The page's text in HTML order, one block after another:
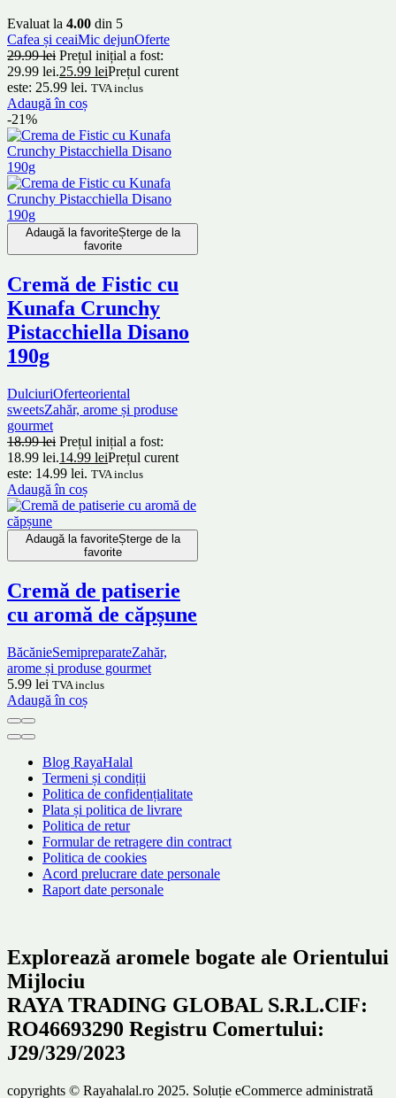
Evaluat la 4.00 din 5
Cafea și ceaiMic dejunOferte
29.99lei Prețul inițial a fost:
29.99 lei.25.99 leiPrețul curent
este: 25.99 lei. TVA inclus
Adaugă în coș
-21%
Adaugă la favoriteȘterge de la
favorite
Cremă de Fistic cu
Kunafa Crunchy
Pistacchiella Disano
190g
DulciuriOferteoriental
sweetsZahăr, arome și produse
gourmet
18.99lei Prețul inițial a fost:
18.99 lei.14.99 leiPrețul curent
este: 14.99 lei. TVA inclus
Adaugă în coș
Adaugă la favoriteȘterge de la
favorite
Cremă de patiserie
cu aromă de căpșune
BăcănieSemipreparateZahăr,
arome și produse gourmet
5.99 lei TVA inclus
Adaugă în coș
Blog RayaHalal
Termeni și condiții
Politica de confidențialitate
Plata și politica de livrare
Politica de retur
Formular de retragere din contract
Politica de cookies
Acord prelucrare date personale
Raport date personale
Explorează aromele bogate ale Orientului
Mijlociu
RAYA TRADING GLOBAL S.R.L.CIF:
RO46693290 Registru Comertului:
J29/329/2023
copyrights © Rayahalal.ro 2025. Soluție eCommerce administrată